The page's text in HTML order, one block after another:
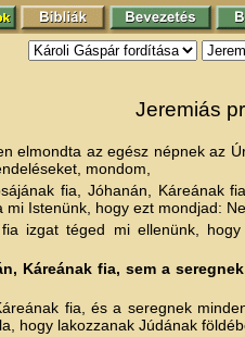
Jeremiás
elmondta az egész népnek az
mondom,
fia, Jóhanán, Káreának
mi Istenünk, hogy ezt mondjad:
izgat téged mi ellenünk,
Káreának fia, sem a
fia, és a seregnek
hogy lakozzanak Júdának